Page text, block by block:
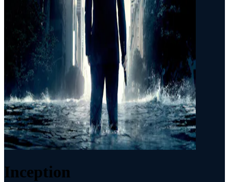
Inception